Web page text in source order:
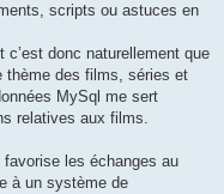
scripts ou astuces en
c’est donc naturellement que
thème des films, séries et
MySql me sert
relatives aux films.
les échanges au
à un système de